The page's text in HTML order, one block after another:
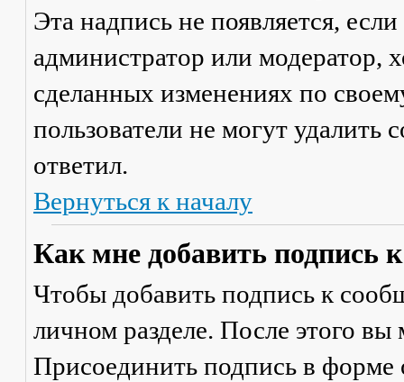
Эта надпись не появляется,
администратор или модератор,
сделанных изменениях по
пользователи не могут удалить
ответил.
Вернуться к началу
Как мне добавить подпись
Чтобы добавить подпись к
личном разделе. После этого
Присоединить подпись в форме